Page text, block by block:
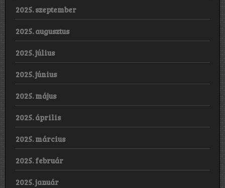
2025. szeptember
2025. augusztus
2025. július
2025. június
2025. május
2025. április
2025. március
2025. február
2025. január